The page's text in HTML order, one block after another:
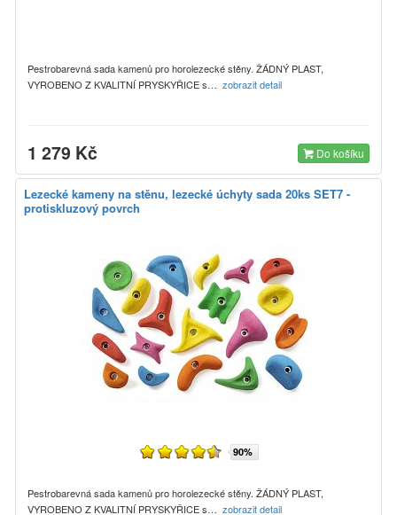
Pestrobarevná sada kamenů pro horolezecké stěny. ŽÁDNÝ PLAST,
VYROBENO Z KVALITNÍ PRYSKYŘICE s… zobrazit detail
1 279 Kč Do košíku
Lezecké kameny na stěnu, lezecké úchyty sada 20ks SET7 -
protiskluzový povrch
90%
Pestrobarevná sada kamenů pro horolezecké stěny. ŽÁDNÝ PLAST,
VYROBENO Z KVALITNÍ PRYSKYŘICE s… zobrazit detail